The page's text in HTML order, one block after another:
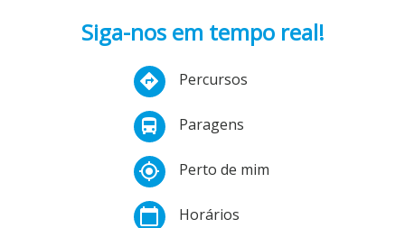
Siga-nos em tempo real!
directions Percursos
directions_bus Paragens
my_location Perto de mim
calendar_today Horários